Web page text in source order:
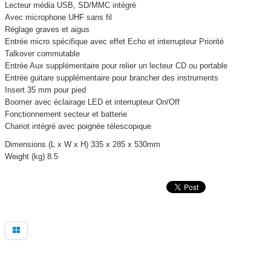
Lecteur média USB, SD/MMC intégré
Avec microphone UHF sans fil
Réglage graves et aigus
Entrée micro spécifique avec effet Echo et interrupteur Priorité
Talkover commutable
Entrée Aux supplémentaire pour relier un lecteur CD ou portable
Entrée guitare supplémentaire pour brancher des instruments
Insert 35 mm pour pied
Boomer avec éclairage LED et interrupteur On/Off
Fonctionnement secteur et batterie
Chariot intégré avec poignée télescopique
Dimensions (L x W x H) 335 x 285 x 530mm
Weight (kg) 8.5